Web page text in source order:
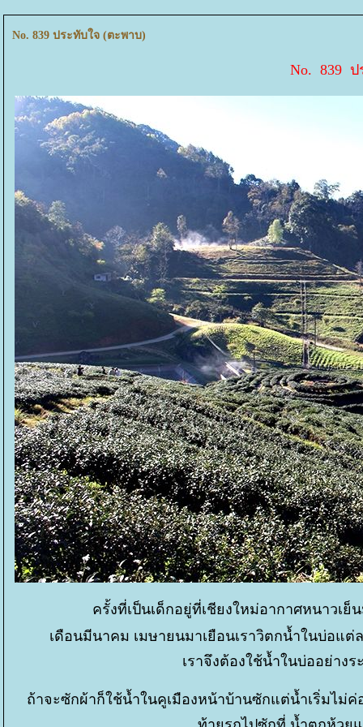
No. 839 ประทับใจ (ตะพาบ)
No. 839 ป
ครั้งที่เป็นเด็กอยู่ที่เชียงใหม่อากาศหนาวเ
เดือนมีนาคม เมษายนมาเยือนเราวิตกน้ำในบ่อแ
เราจึงต้องใช้น้ำในบ่ออย่าง
ถ้าจะซักผ้าก็ใช้น้ำในคูเมืองหน้าบ้านซักแต่น้ำเริ่มไม่